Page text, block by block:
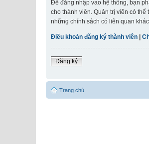
Để đăng nhập vào hệ thống, bạn
cho thành viên. Quản trị viên có
những chính sách có liên quan
Điều khoản đăng ký thành viên
Đăng ký
Trang chủ